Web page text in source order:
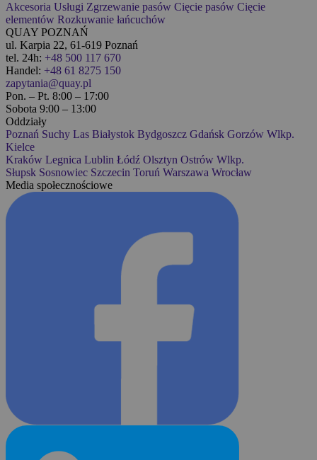
Akcesoria Usługi Zgrzewanie pasów Cięcie pasów Cięcie
elementów Rozkuwanie łańcuchów
QUAY POZNAŃ
ul. Karpia 22, 61-619 Poznań
tel. 24h: +48 500 117 670
Handel: +48 61 8275 150
zapytania@quay.pl
Pon. – Pt. 8:00 – 17:00
Sobota 9:00 – 13:00
Oddziały
Poznań Suchy Las Białystok Bydgoszcz Gdańsk Gorzów Wlkp.
Kielce
Kraków Legnica Lublin Łódź Olsztyn Ostrów Wlkp.
Słupsk Sosnowiec Szczecin Toruń Warszawa Wrocław
Media społecznościowe